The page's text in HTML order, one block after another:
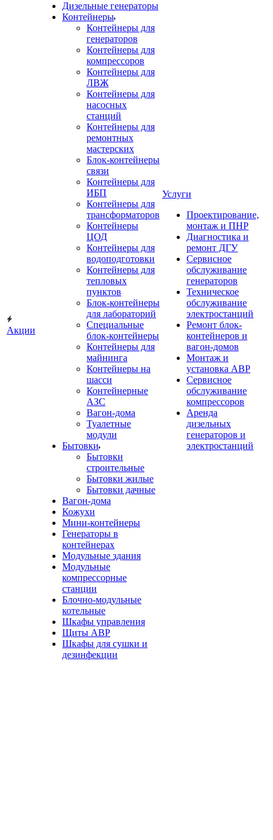
Акции
Дизельные генераторы
Контейнеры
Контейнеры для
генераторов
Контейнеры для
компрессоров
Контейнеры для
ЛВЖ
Контейнеры для
насосных
станций
Контейнеры для
ремонтных
мастерских
Блок-контейнеры
связи
Контейнеры для
ИБП
Контейнеры для
трансформаторов
Контейнеры
ЦОД
Контейнеры для
водоподготовки
Контейнеры для
тепловых
пунктов
Блок-контейнеры
для лабораторий
Специальные
блок-контейнеры
Контейнеры для
майнинга
Контейнеры на
шасси
Контейнерные
АЗС
Вагон-дома
Туалетные
модули
Бытовки
Бытовки
строительные
Бытовки жилые
Бытовки дачные
Вагон-дома
Кожухи
Мини-контейнеры
Генераторы в
контейнерах
Модульные здания
Модульные
компрессорные
станции
Блочно-модульные
котельные
Шкафы управления
Щиты АВР
Шкафы для сушки и
дезинфекции
Услуги
Проектирование,
монтаж и ПНР
Диагностика и
ремонт ДГУ
Сервисное
обслуживание
генераторов
Техническое
обслуживание
электростанций
Ремонт блок-
контейнеров и
вагон-домов
Монтаж и
установка АВР
Сервисное
обслуживание
компрессоров
Аренда
дизельных
генераторов и
электростанций